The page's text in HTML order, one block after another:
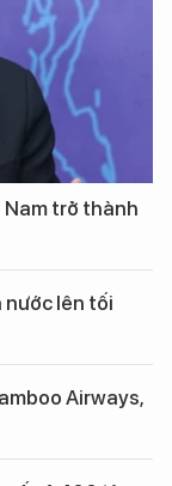
Nam trở thành
nước lên tối
Airways,